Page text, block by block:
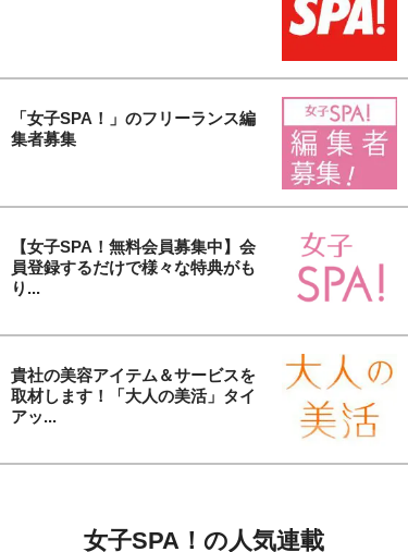
「女子SPA！」のフリーランス編
集者募集
【女子SPA！無料会員募集中】会
員登録するだけで様々な特典がも
り...
貴社の美容アイテム＆サービスを
取材します！「大人の美活」タイ
アッ...
女子SPA！の人気連載